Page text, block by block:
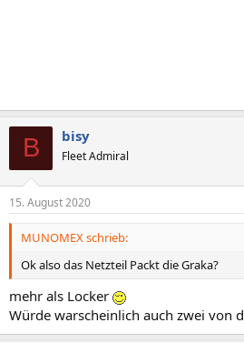
B bisy
Fleet Admiral
15. August 2020
MUNOMEX schrieb:
Ok also das Netzteil Packt die Graka?
mehr als Locker
Würde warscheinlich auch zwei von